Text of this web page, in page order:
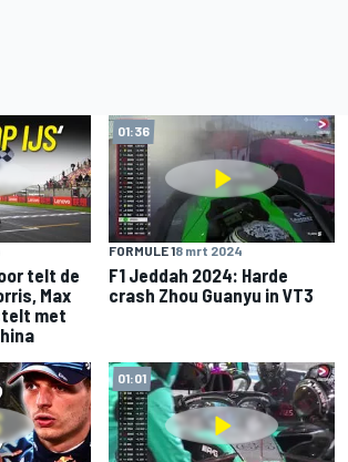
telt de
Max
met
01:36
FORMULE 18 mrt 2024
F1 Jeddah 2024: Harde
crash Zhou Guanyu in VT3
01:01